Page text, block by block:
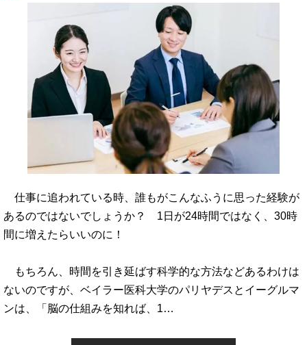
仕事に追われている時、誰もがこんなふうに思った経験が
あるのではないでしょうか？ 1日が24時間ではなく、30時
間に増えたらいいのに！
もちろん、時間を引き延ばす科学的な方法などあるわけは
ないのですが、ベイラー医科大学のパリヤデスとイーグルマ
ンは、「脳の仕組みを知れば、1…